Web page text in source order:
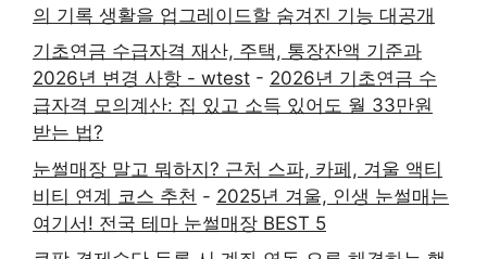
의 기록 생활을 업그레이드할 숨겨진 기능 대공개
기초연금 수급자격 재산, 주택, 통장잔액 기준과
2026년 변경 사항 - wtest - 2026년 기초연금 수
급자격 모의계산: 집 있고 소득 있어도 월 33만원
받는 법?
눈썰매장 말고 뭐하지? 근처 스파, 카페, 겨울 액티
비티 연계 코스 추천 - 2025년 겨울, 인생 눈썰매는
여기서! 전국 테마 눈썰매장 BEST 5